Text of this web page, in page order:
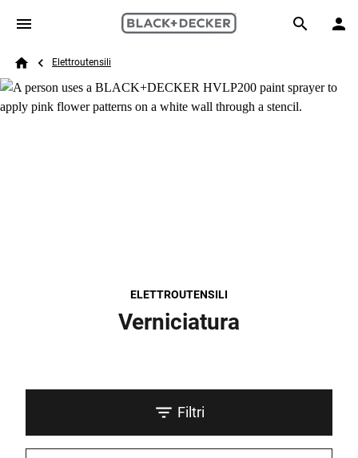
Skip to main content
Search
Breadcrumb
Elettroutensili
ELETTROUTENSILI
Verniciatura
Filtri